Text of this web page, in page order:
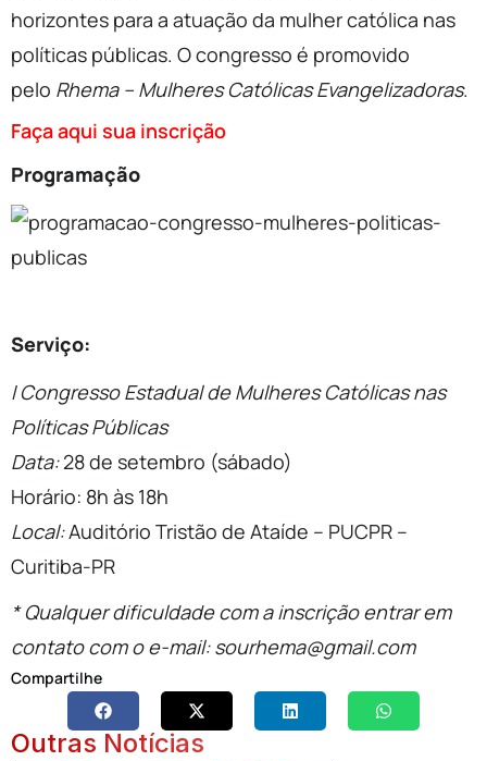
horizontes para a atuação da mulher católica nas
políticas públicas. O congresso é promovido
pelo Rhema – Mulheres Católicas Evangelizadoras.
Faça aqui sua inscrição
Programação
Serviço:
I Congresso Estadual de Mulheres Católicas nas
Políticas Públicas
Data:28 de setembro (sábado)
Horário: 8h às 18h
Local:Auditório Tristão de Ataíde – PUCPR –
Curitiba-PR
* Qualquer dificuldade com a inscrição entrar em
contato com o e-mail: sourhema@gmail.com
Compartilhe
Outras Notícias